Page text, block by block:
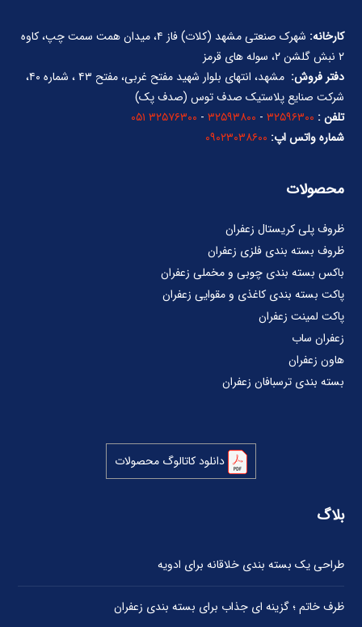
کارخانه:
شهرک صنعتی مشهد (کلات) فاز ۴، میدان همت سمت چپ، کاوه
۲ نبش گلشن ۲، سوله های قرمز
دفتر فروش:
مشهد، انتهای بلوار شهید مفتح غربی، مفتح ۴۳ ، شماره ۴۰،
شرکت صنایع پلاستیک صدف توس (صدف پک)
تلفن : ۳۲۵۹۶۳۰۰ - ۳۲۵۹۳۸۰۰ - ۳۲۵۷۶۳۰۰ ۰۵۱
شماره واتس اپ: ۰۹۰۲۳۰۳۸۶۰۰
محصولات
ظروف پلی کریستال زعفران
ظروف بسته بندی فلزی زعفران
باکس بسته بندی چوبی و مخملی زعفران
پاکت بسته بندی کاغذی و مقوایی زعفران
پاکت لمینت زعفران
زعفران ساب
هاون زعفران
بسته بندی ترسبافان زعفران
دانلود کاتالوگ محصولات
بلاگ
طراحی یک بسته بندی خلاقانه برای ادویه
ظرف خاتم ؛ گزینه ای جذاب برای بسته بندی زعفران